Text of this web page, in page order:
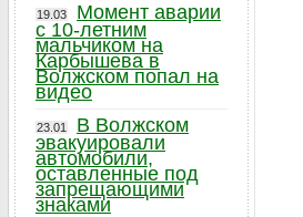
19.03
Момент аварии
с 10-летним
мальчиком на
Карбышева в
Волжском попал на
видео
23.01
В Волжском
эвакуировали
автомобили,
оставленные под
запрещающими
знаками